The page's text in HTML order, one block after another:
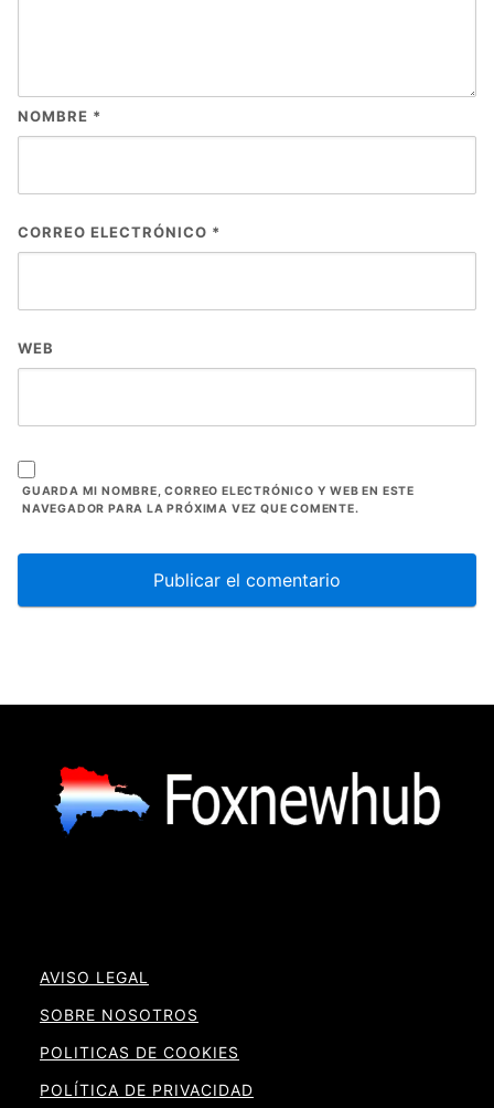
NOMBRE *
CORREO ELECTRÓNICO *
WEB
GUARDA MI NOMBRE, CORREO ELECTRÓNICO Y WEB EN ESTE
NAVEGADOR PARA LA PRÓXIMA VEZ QUE COMENTE.
AVISO LEGAL
SOBRE NOSOTROS
POLITICAS DE COOKIES
POLÍTICA DE PRIVACIDAD